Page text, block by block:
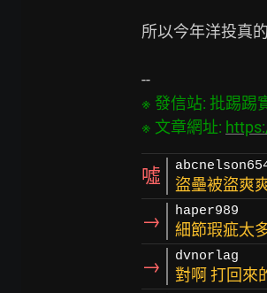
所以今年洋投真
※ 發信站: 批踢踢
※ 文章網址:
噓 盜壘被盜爽
→ haper989
細節瑕疵太
→ dvnorlag
對啊 打回來